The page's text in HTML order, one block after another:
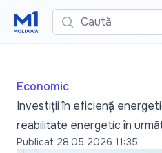
Caută
Economic
Investiții în eficiență
reabilitate energetic în
Publicat 28.05.2026 11:35